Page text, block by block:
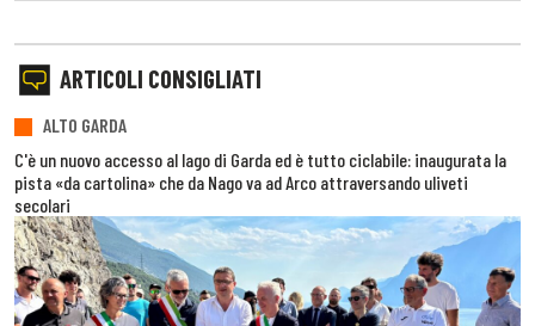
ARTICOLI CONSIGLIATI
ALTO GARDA
C'è un nuovo accesso al lago di Garda ed è tutto ciclabile: inaugurata la
pista «da cartolina» che da Nago va ad Arco attraversando uliveti
secolari